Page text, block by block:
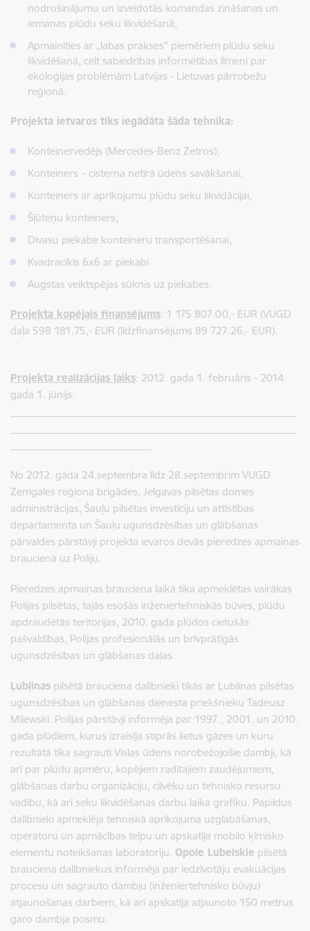
nodrošinājumu un izveidotās komandas zināšanas un
iemaņas plūdu seku likvidēšanā;
Apmainīties ar „labas prakses" piemēriem plūdu seku
likvidēšanā, celt sabiedrības informētības līmeni par
ekoloģijas problēmām Latvijas - Lietuvas pārrobežu
reģionā.
Projekta ietvaros tiks iegādāta šāda tehnika:
Konteinervedējs (Mercedes-Benz Zetros),
Konteiners – cisterna netīrā ūdens savākšanai,
Konteiners ar aprīkojumu plūdu seku likvidācijai,
Šļūteņu konteiners,
Divasu piekabe konteineru transportēšanai,
Kvadracikls 6x6 ar piekabi
Augstas veiktspējas sūknis uz piekabes.
Projekta kopējais finansējums: 1 175 807.00,- EUR (VUGD
daļa 598 181.75,- EUR (līdzfinansējums 89 727.26,- EUR).
Projekta realizācijas laiks: 2012. gada 1. februāris - 2014.
gada 1. jūnijs.
No 2012. gada 24.septembra līdz 28.septembrim VUGD
Zemgales reģiona brigādes, Jelgavas pilsētas domes
administrācijas, Šauļu pilsētas investīciju un attīstības
departamenta un Šauļu ugunsdzēsības un glābšanas
pārvaldes pārstāvji projekta ievaros devās pieredzes apmaiņas
braucienā uz Poliju.
Pieredzes apmaiņas brauciena laikā tika apmeklētas vairākas
Polijas pilsētas, tajās esošās inženiertehniskās būves, plūdu
apdraudētās teritorijas, 2010. gada plūdos cietušās
pašvaldības, Polijas profesionālās un brīvprātīgās
ugunsdzēsības un glābšanas daļas.
Ļubļinas pilsētā brauciena dalībnieki tikās ar Ļubļinas pilsētas
ugunsdzēsības un glābšanas dienesta priekšnieku Tadeusz
Milewski. Polijas pārstāvji informēja par 1997., 2001. un 2010.
gada plūdiem, kurus izraisīja stiprās lietus gāzes un kuru
rezultātā tika sagrauti Vislas ūdens norobežojošie dambji, kā
arī par plūdu apmēru, kopējiem radītajiem zaudējumiem,
glābšanas darbu organizāciju, cilvēku un tehnisko resursu
vadību, kā arī seku likvidēšanas darbu laika grafiku. Papildus
dalībnieki apmeklēja tehniskā aprīkojuma uzglabāšanas,
operatoru un apmācības telpu un apskatīja mobilo ķīmisko
elementu noteikšanas laboratoriju. Opole Lubelskie pilsētā
brauciena dalībniekus informēja par iedzīvotāju evakuācijas
procesu un sagrauto dambju (inženiertehnisko būvju)
atjaunošanas darbiem, kā arī apskatīja atjaunoto 150 metrus
garo dambja posmu.